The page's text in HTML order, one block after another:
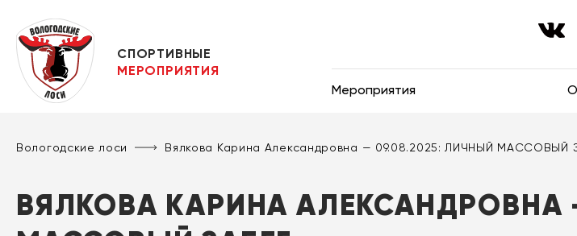
СПОРТИВНЫЕ
МЕРОПРИЯТИЯ
Мероприятия
Вологодские лоси Вялкова Карина Александровна — 09.08.2025: ЛИЧНЫЙ МАССОВЫЙ
ВЯЛКОВА КАРИНА АЛЕКСАНДРОВНА